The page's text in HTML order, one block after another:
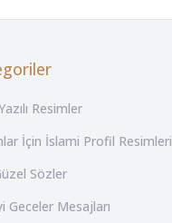
Resimler
İçin İslami Profil Resimleri
Sözler
Geceler Mesajları